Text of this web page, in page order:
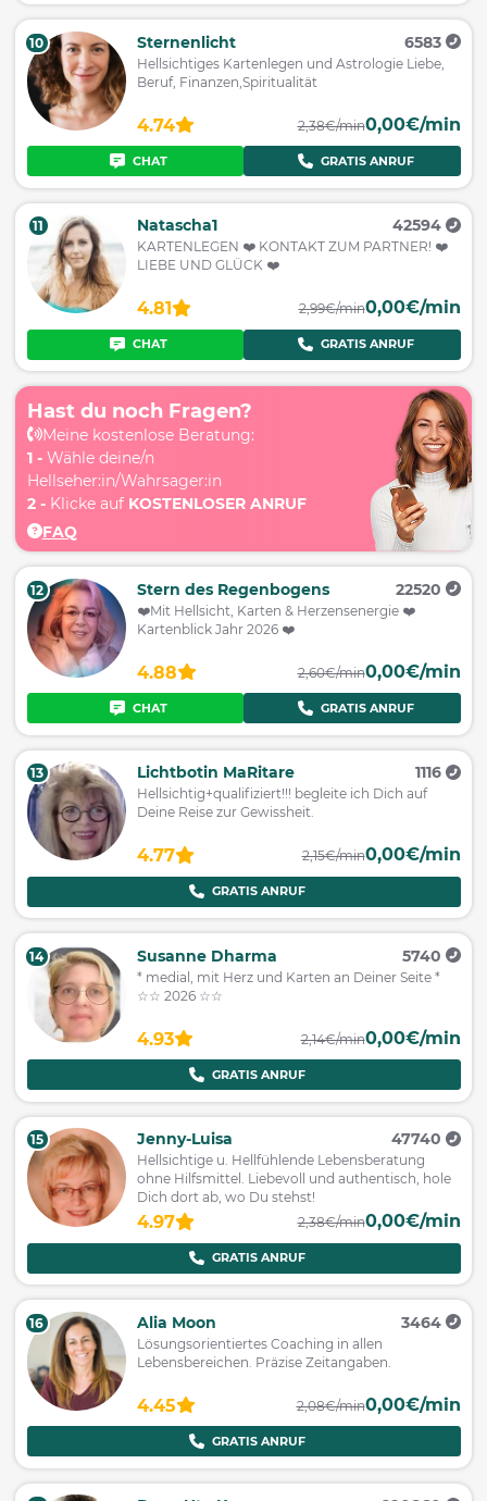
Hast du noch Fragen?
Meine kostenlose Beratung:
1 -Wähle deine/n
Hellseher:in/Wahrsager:in
2 -Klicke auf KOSTENLOSER ANRUF
FAQ
10 Sternenlicht 6583
Hellsichtiges Kartenlegen und Astrologie Liebe,
Beruf, Finanzen,Spiritualität
4.74 2,38€/min0,00€/min
CHAT GRATIS ANRUF
11 Natascha1 42594
KARTENLEGEN ❤️ KONTAKT ZUM PARTNER! ❤️
LIEBE UND GLÜCK ❤️
4.81 2,99€/min0,00€/min
CHAT GRATIS ANRUF
12 Stern des Regenbogens 22520
❤️Mit Hellsicht, Karten & Herzensenergie ❤️
Kartenblick Jahr 2026 ❤️
4.88 2,60€/min0,00€/min
CHAT GRATIS ANRUF
13 Lichtbotin MaRitare 1116
Hellsichtig+qualifiziert!!! begleite ich Dich auf
Deine Reise zur Gewissheit.
4.77 2,15€/min0,00€/min
GRATIS ANRUF
14 Susanne Dharma 5740
* medial, mit Herz und Karten an Deiner Seite *
☆☆ 2026 ☆☆
4.93 2,14€/min0,00€/min
GRATIS ANRUF
15 Jenny-Luisa 47740
Hellsichtige u. Hellfühlende Lebensberatung
ohne Hilfsmittel. Liebevoll und authentisch, hole
Dich dort ab, wo Du stehst!
4.97 2,38€/min0,00€/min
GRATIS ANRUF
16 Alia Moon 3464
Lösungsorientiertes Coaching in allen
Lebensbereichen. Präzise Zeitangaben.
4.45 2,08€/min0,00€/min
GRATIS ANRUF